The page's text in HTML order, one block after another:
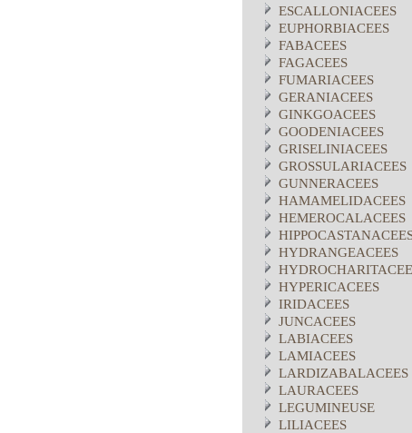
ESCALLONIACEES
EUPHORBIACEES
FABACEES
FAGACEES
FUMARIACEES
GERANIACEES
GINKGOACEES
GOODENIACEES
GRISELINIACEES
GROSSULARIACEES
GUNNERACEES
HAMAMELIDACEES
HEMEROCALACEES
HYDRANGEACEES
HYPERICACEES
IRIDACEES
JUNCACEES
LABIACEES
LAMIACEES
LARDIZABALACEES
LAURACEES
LEGUMINEUSE
LILIACEES